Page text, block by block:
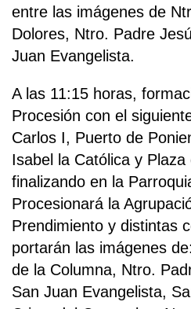
entre las imágenes de
Dolores, Ntro. Padre
Juan Evangelista.
A las 11:15 horas,
Procesión con el
Carlos I, Puerto de
Isabel la Católica y Plaza
finalizando en la
Procesionará la
Prendimiento y distintas
portarán las imágenes
de la Columna, Ntro.
San Juan Evangelista,